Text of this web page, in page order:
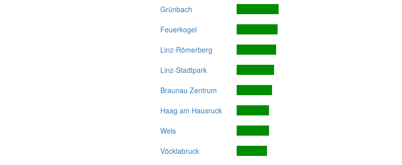
Grünbach
Feuerkogel
Linz-Römerberg
Linz-Stadtpark
Braunau Zentrum
Haag am Hausruck
Wels
Vöcklabruck